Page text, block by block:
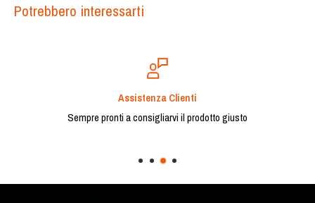
Potrebbero interessarti
Pagamenti Sicuri
Effettua i tuoi acquisti in completa sicurezza. Accettiamo